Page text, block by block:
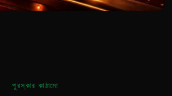
পুরস্কার কাঠামো